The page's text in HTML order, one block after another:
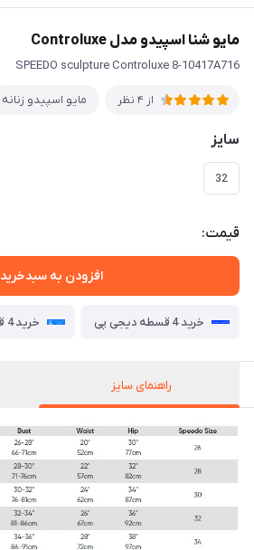
مایو شنا اسپیدو مدل Controluxe
SPEEDO sculpture Controluxe 8-10417A716
از 4 نظر مایو اسپیدو زنانه
سایز
32
قیمت:
افزودن به سبدخرید
خرید 4 قسطه دیجی پی خرید 4 قسطه اسنپ پی
راهنمای سایز